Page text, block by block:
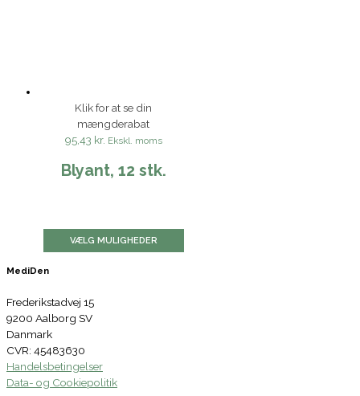
Klik for at se din
mængderabat
95,43 kr. Ekskl. moms
Blyant, 12 stk.
VÆLG MULIGHEDER
MediDen
Frederikstadvej 15
9200 Aalborg SV
Danmark
CVR: 45483630
Handelsbetingelser
Data- og Cookiepolitik